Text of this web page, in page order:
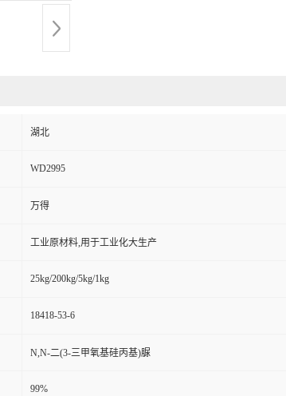
湖北
WD2995
万得
工业原材料,用于工业化大生产
25kg/200kg/5kg/1kg
18418-53-6
N,N-二(3-三甲氧基硅丙基)脲
99%